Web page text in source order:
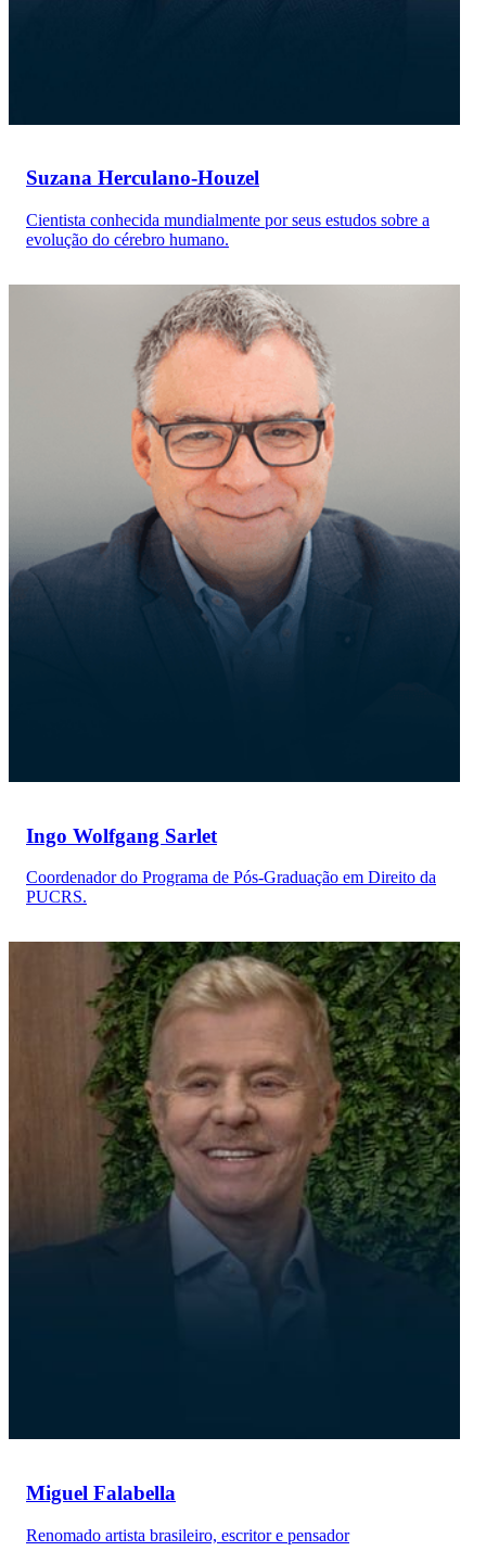
Suzana Herculano-Houzel
Cientista conhecida mundialmente por seus estudos sobre a
evolução do cérebro humano.
Ingo Wolfgang Sarlet
Coordenador do Programa de Pós-Graduação em Direito da
PUCRS.
Miguel Falabella
Renomado artista brasileiro, escritor e pensador